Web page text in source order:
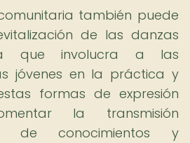
también puede
de las danzas
que involucra a las
jóvenes en la práctica y
formas de expresión
la transmisión
de conocimientos y